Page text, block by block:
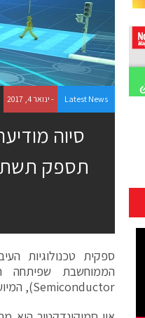
Latest News - ינואר 4, 2017
סיוה
Semiconductor), המיועד למערכות נהיגה חכמות ומכוניות אוטונומיות.